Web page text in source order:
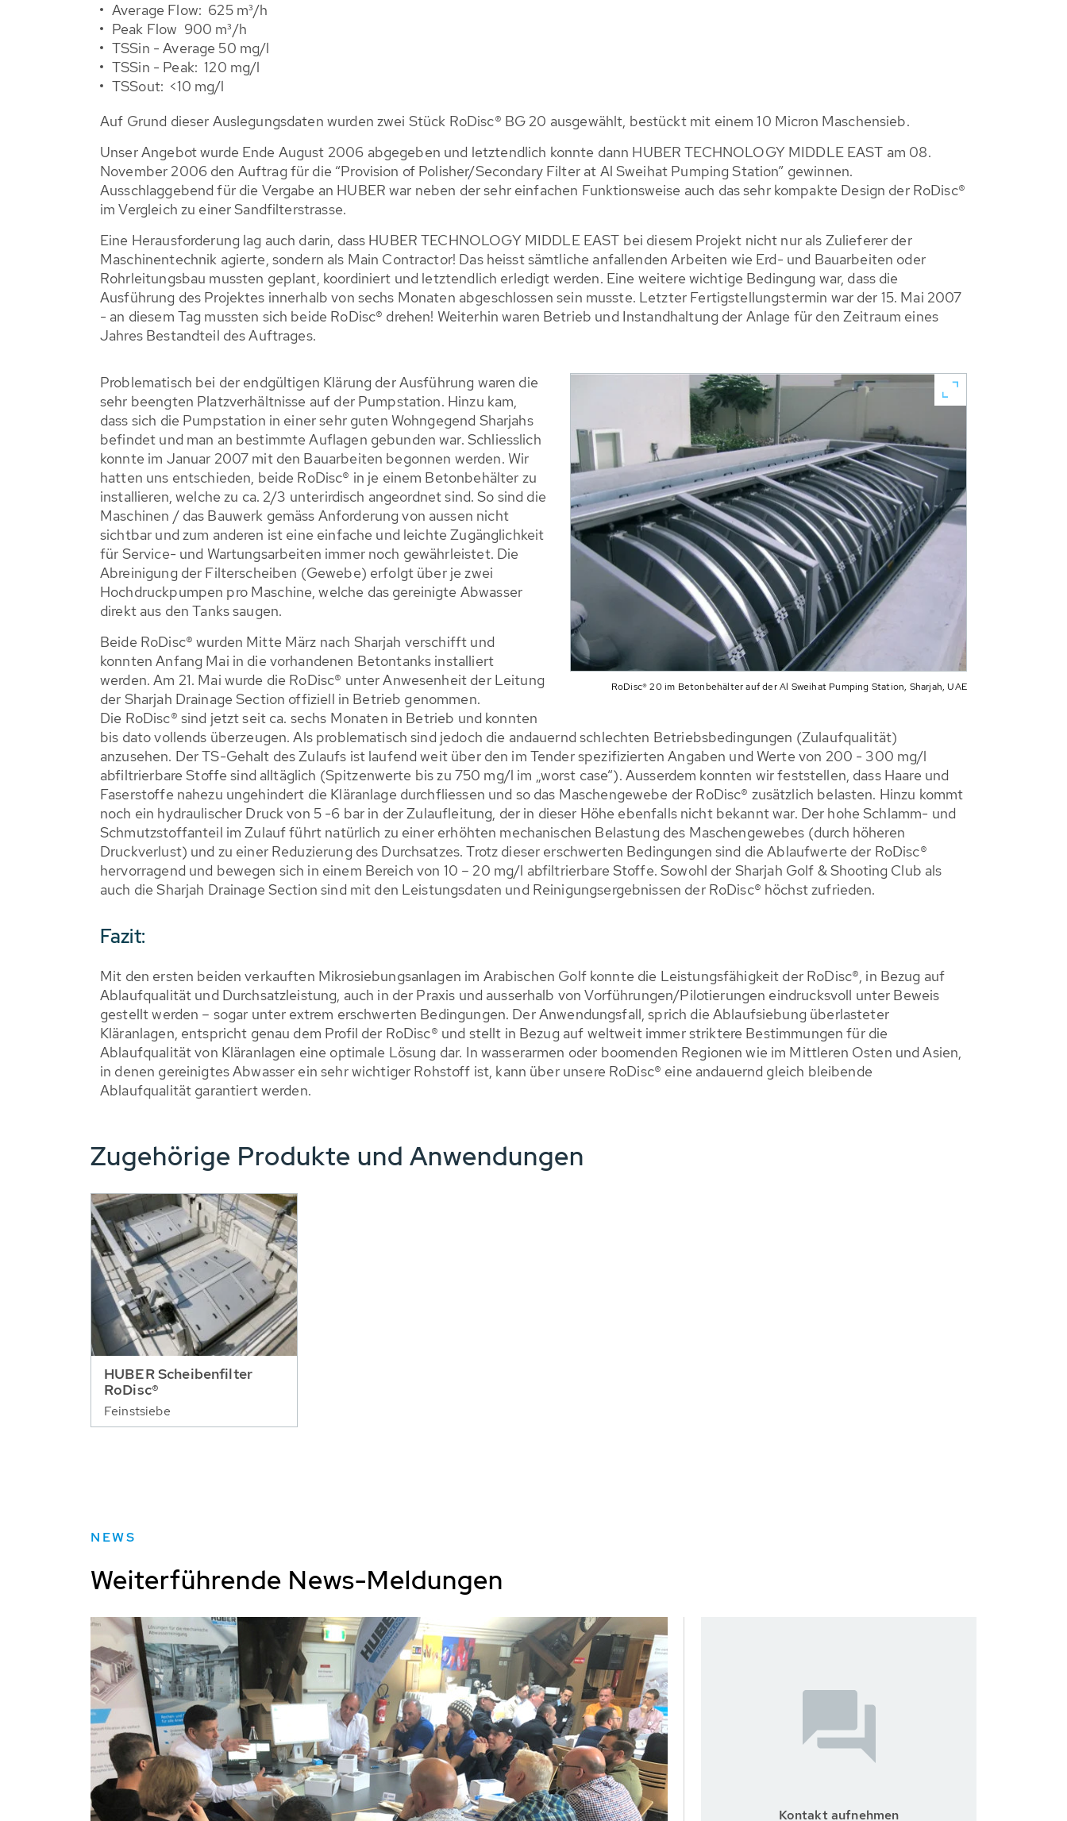
Average Flow: 625 m³/h
Peak Flow 900 m³/h
TSSin - Average 50 mg/l
TSSin - Peak: 120 mg/l
TSSout: <10 mg/l
Auf Grund dieser Auslegungsdaten wurden zwei Stück RoDisc® BG 20 ausgewählt, bestückt mit einem 10 Micron Maschensieb.
Unser Angebot wurde Ende August 2006 abgegeben und letztendlich konnte dann HUBER TECHNOLOGY MIDDLE EAST am 08.
November 2006 den Auftrag für die “Provision of Polisher/Secondary Filter at Al Sweihat Pumping Station” gewinnen.
Ausschlaggebend für die Vergabe an HUBER war neben der sehr einfachen Funktionsweise auch das sehr kompakte Design der RoDisc®
im Vergleich zu einer Sandfilterstrasse.
Eine Herausforderung lag auch darin, dass HUBER TECHNOLOGY MIDDLE EAST bei diesem Projekt nicht nur als Zulieferer der
Maschinentechnik agierte, sondern als Main Contractor! Das heisst sämtliche anfallenden Arbeiten wie Erd- und Bauarbeiten oder
Rohrleitungsbau mussten geplant, koordiniert und letztendlich erledigt werden. Eine weitere wichtige Bedingung war, dass die
Ausführung des Projektes innerhalb von sechs Monaten abgeschlossen sein musste. Letzter Fertigstellungstermin war der 15. Mai 2007
- an diesem Tag mussten sich beide RoDisc® drehen! Weiterhin waren Betrieb und Instandhaltung der Anlage für den Zeitraum eines
Jahres Bestandteil des Auftrages.
RoDisc® 20 im Betonbehälter auf der Al Sweihat Pumping Station, Sharjah, UAE
Problematisch bei der endgültigen Klärung der Ausführung waren die
sehr beengten Platzverhältnisse auf der Pumpstation. Hinzu kam,
dass sich die Pumpstation in einer sehr guten Wohngegend Sharjahs
befindet und man an bestimmte Auflagen gebunden war. Schliesslich
konnte im Januar 2007 mit den Bauarbeiten begonnen werden. Wir
hatten uns entschieden, beide RoDisc® in je einem Betonbehälter zu
installieren, welche zu ca. 2/3 unterirdisch angeordnet sind. So sind die
Maschinen / das Bauwerk gemäss Anforderung von aussen nicht
sichtbar und zum anderen ist eine einfache und leichte Zugänglichkeit
für Service- und Wartungsarbeiten immer noch gewährleistet. Die
Abreinigung der Filterscheiben (Gewebe) erfolgt über je zwei
Hochdruckpumpen pro Maschine, welche das gereinigte Abwasser
direkt aus den Tanks saugen.
Beide RoDisc® wurden Mitte März nach Sharjah verschifft und
konnten Anfang Mai in die vorhandenen Betontanks installiert
werden. Am 21. Mai wurde die RoDisc® unter Anwesenheit der Leitung
der Sharjah Drainage Section offiziell in Betrieb genommen.
Die RoDisc® sind jetzt seit ca. sechs Monaten in Betrieb und konnten
bis dato vollends überzeugen. Als problematisch sind jedoch die andauernd schlechten Betriebsbedingungen (Zulaufqualität)
anzusehen. Der TS-Gehalt des Zulaufs ist laufend weit über den im Tender spezifizierten Angaben und Werte von 200 - 300 mg/l
abfiltrierbare Stoffe sind alltäglich (Spitzenwerte bis zu 750 mg/l im „worst case“). Ausserdem konnten wir feststellen, dass Haare und
Faserstoffe nahezu ungehindert die Kläranlage durchfliessen und so das Maschengewebe der RoDisc® zusätzlich belasten. Hinzu kommt
noch ein hydraulischer Druck von 5 -6 bar in der Zulaufleitung, der in dieser Höhe ebenfalls nicht bekannt war. Der hohe Schlamm- und
Schmutzstoffanteil im Zulauf führt natürlich zu einer erhöhten mechanischen Belastung des Maschengewebes (durch höheren
Druckverlust) und zu einer Reduzierung des Durchsatzes. Trotz dieser erschwerten Bedingungen sind die Ablaufwerte der RoDisc®
hervorragend und bewegen sich in einem Bereich von 10 – 20 mg/l abfiltrierbare Stoffe. Sowohl der Sharjah Golf & Shooting Club als
auch die Sharjah Drainage Section sind mit den Leistungsdaten und Reinigungsergebnissen der RoDisc® höchst zufrieden.
Fazit:
Mit den ersten beiden verkauften Mikrosiebungsanlagen im Arabischen Golf konnte die Leistungsfähigkeit der RoDisc®, in Bezug auf
Ablaufqualität und Durchsatzleistung, auch in der Praxis und ausserhalb von Vorführungen/Pilotierungen eindrucksvoll unter Beweis
gestellt werden – sogar unter extrem erschwerten Bedingungen. Der Anwendungsfall, sprich die Ablaufsiebung überlasteter
Kläranlagen, entspricht genau dem Profil der RoDisc® und stellt in Bezug auf weltweit immer striktere Bestimmungen für die
Ablaufqualität von Kläranlagen eine optimale Lösung dar. In wasserarmen oder boomenden Regionen wie im Mittleren Osten und Asien,
in denen gereinigtes Abwasser ein sehr wichtiger Rohstoff ist, kann über unsere RoDisc® eine andauernd gleich bleibende
Ablaufqualität garantiert werden.
Zugehörige Produkte und Anwendungen
HUBER Scheibenfilter
RoDisc®
Feinstsiebe
NEWS
Weiterführende News-Meldungen
Kontakt aufnehmen